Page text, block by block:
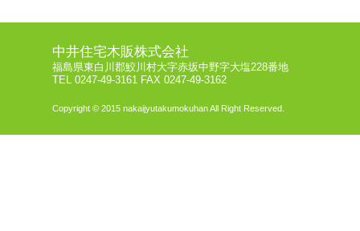
中井住宅木販株式会社
福島県東白川郡鮫川村大字赤坂中野字大塩228番地
TEL 0247-49-3161 FAX 0247-49-3162
Copyright © 2015 nakaijyutakumokuhan All Right Reserved.